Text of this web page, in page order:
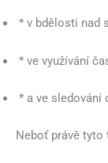
* v bdělosti nad
* ve využívání
* a ve sledování
Neboť právě